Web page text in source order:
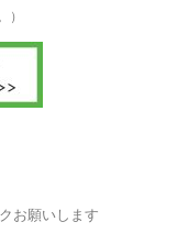
お願いします